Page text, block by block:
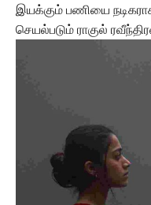
இயக்கும் பணியை
செயல்படும் ராகுல்